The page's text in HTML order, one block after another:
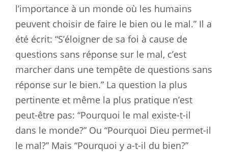
l’importance à un monde où les humains
peuvent choisir de faire le bien ou le mal.” Il a
été écrit: “S’éloigner de sa foi à cause de
questions sans réponse sur le mal, c’est
marcher dans une tempête de questions sans
réponse sur le bien.” La question la plus
pertinente et même la plus pratique n’est
peut-être pas: “Pourquoi le mal existe-t-il
dans le monde?” Ou “Pourquoi Dieu permet-il
le mal?” Mais “Pourquoi y a-t-il du bien?”